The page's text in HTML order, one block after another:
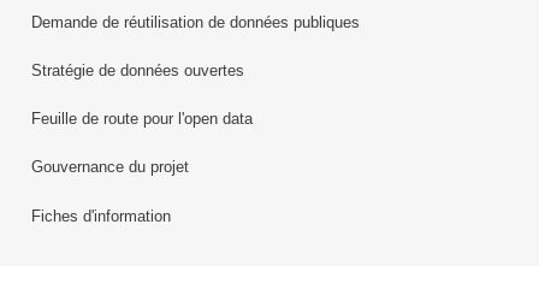
Demande de réutilisation de données publiques
Stratégie de données ouvertes
Feuille de route pour l'open data
Gouvernance du projet
Fiches d'information